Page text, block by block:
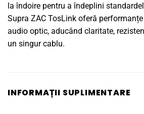
la îndoire pentru a îndeplini
Supra ZAC TosLink oferă
audio optic, aducând claritate,
un singur cablu.
INFORMAȚII SUPLIMENTARE